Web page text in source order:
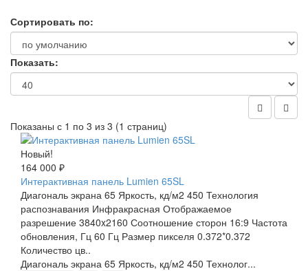
Сортировать по:
Показать:
Показаны с 1 по 3 из 3 (1 страниц)
Новый!
164 000 ₽
Интерактивная панель Lumien 65SL
Диагональ экрана 65 Яркость, кд/м2 450 Технология
распознавания Инфракрасная Отображаемое
разрешение 3840x2160 Соотношение сторон 16:9 Частота
обновления, Гц 60 Гц Размер пикселя 0.372*0.372
Количество цв..
Диагональ экрана 65 Яркость, кд/м2 450 Технолог...